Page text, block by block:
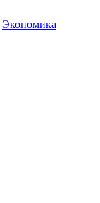
Экономика